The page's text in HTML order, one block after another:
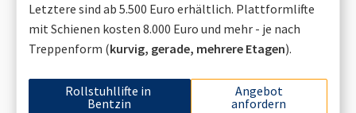
Letztere sind ab 5.500 Euro erhältlich. Plattformlifte
mit Schienen kosten 8.000 Euro und mehr - je nach
Treppenform (kurvig, gerade, mehrere Etagen).
Rollstuhllifte in
Bentzin
Angebot
anfordern